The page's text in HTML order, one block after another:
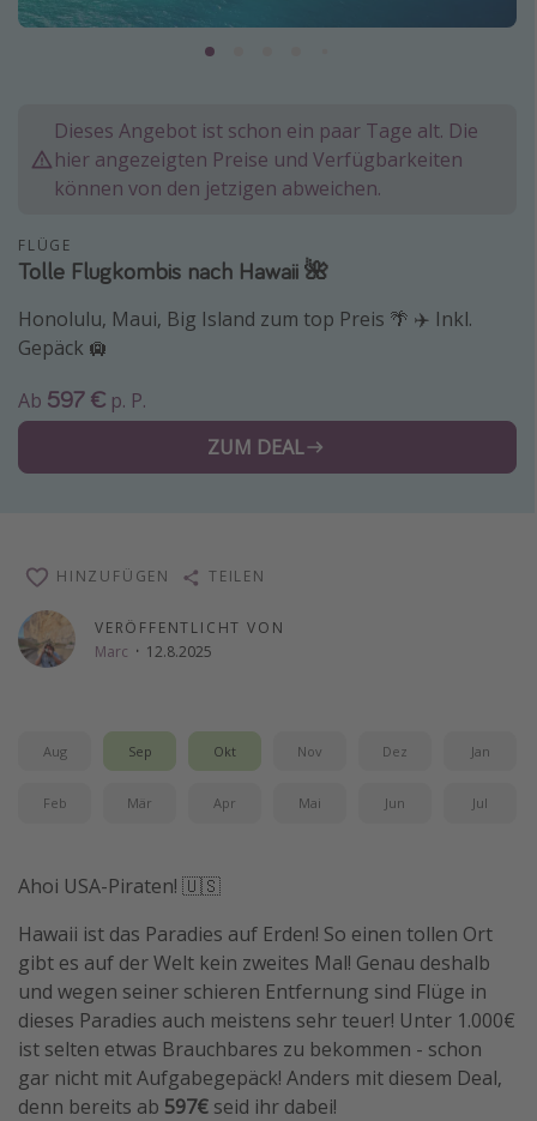
Normandie Urlaub
Kefalonia Urlaub
Krabi Urlaub
Sri Lanka Rundreise
Alle Reisethemen
Wochenendtrip
Singlereisen
Strandurlaub
Hotels in Amsterdam
Hotels am Achensee
Familienurlaub in der Türkei
Rundreisen in Thailand
Bahnreisen in der Schweiz
Reisepassfreie Reiseziele
Travel Know How
Dieses Angebot ist schon ein paar Tage alt. Die
hier angezeigten Preise und Verfügbarkeiten
können von den jetzigen abweichen.
FLÜGE
Tolle Flugkombis nach Hawaii 🌺
Honolulu, Maui, Big Island zum top Preis 🌴 ✈️ Inkl.
Gepäck 🛄
Ab 597 € p. P.
ZUM DEAL
VERÖFFENTLICHT VON
Marc · 12.8.2025
HINZUFÜGEN TEILEN
Aug Sep Okt Nov Dez Jan
Feb Mär Apr Mai Jun Jul
Ahoi USA-Piraten! 🇺🇸
Hawaii ist das Paradies auf Erden! So einen tollen Ort
gibt es auf der Welt kein zweites Mal! Genau deshalb
und wegen seiner schieren Entfernung sind Flüge in
dieses Paradies auch meistens sehr teuer! Unter 1.000€
ist selten etwas Brauchbares zu bekommen - schon
gar nicht mit Aufgabegepäck! Anders mit diesem Deal,
denn bereits ab 597€ seid ihr dabei!